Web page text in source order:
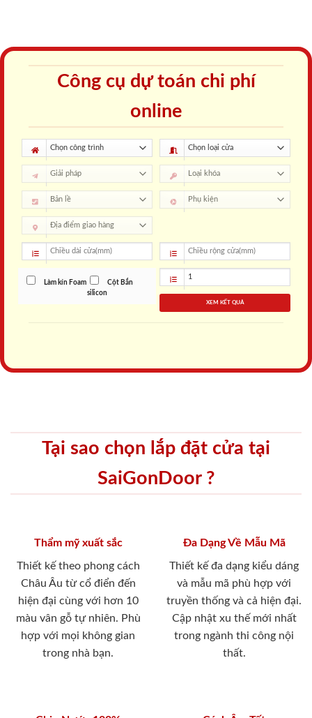
Công cụ dự toán chi phí
online
Làm kín Foam
Cột Bắn
silicon
XEM KẾT QUẢ
Tại sao chọn lắp đặt cửa tại
SaiGonDoor ?
Thẩm mỹ xuất sắc
Thiết kế theo phong cách
Châu Âu từ cổ điển đến
hiện đại cùng với hơn 10
màu vân gỗ tự nhiên. Phù
hợp với mọi không gian
trong nhà bạn.
Đa Dạng Về Mẫu Mã
Thiết kế đa dạng kiểu dáng
và mẫu mã phù hợp với
truyền thống và cả hiện đại.
Cập nhật xu thế mới nhất
trong ngành thi công nội
thất.